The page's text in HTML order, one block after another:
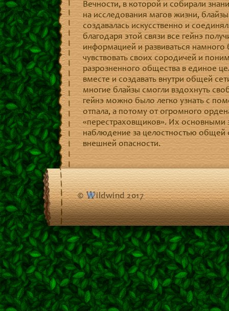
Вечности, в которой и собирали
на исследования магов жизни,
создавалась искусственно и
благодаря этой связи все гейнэ
информацией и развиваться намного
чувствовать своих сородичей и
разрозненного общества в единое
вместе и создавать внутри общей
многие блайзы смогли вздохнуть
гейнэ можно было легко узнать с
отпала, а потому от огромного
«перестраховщиков». Их основными
наблюдение за целостностью общей
внешней опасности.
© ildwind 2017